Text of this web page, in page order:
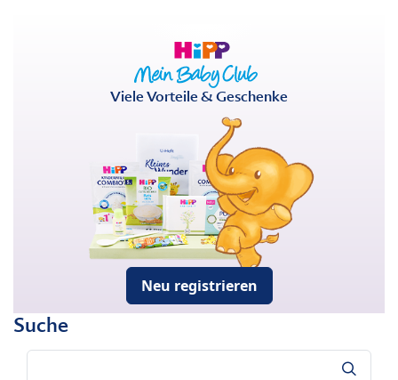
Viele Vorteile & Geschenke
Neu registrieren
Suche